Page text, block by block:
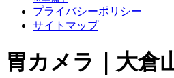
プライバシーポリシー
サイトマップ
胃カメラ｜大倉